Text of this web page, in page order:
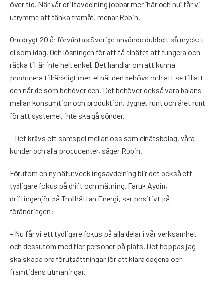
över tid. När vår driftavdelning jobbar mer ”här och nu” får vi
utrymme att tänka framåt, menar Robin.
Om drygt 20 år förväntas Sverige använda dubbelt så mycket
el som idag. Och lösningen för att få elnätet att fungera och
räcka till är inte helt enkel. Det handlar om att kunna
producera tillräckligt med el när den behövs och att se till att
den når de som behöver den. Det behöver också vara balans
mellan konsumtion och produktion, dygnet runt och året runt
för att systemet inte ska gå sönder.
– Det krävs ett samspel mellan oss som elnätsbolag, våra
kunder och alla producenter, säger Robin.
Förutom en ny nätutvecklingsavdelning blir det också ett
tydligare fokus på drift och mätning. Faruk Aydin,
driftingenjör på Trollhättan Energi, ser positivt på
förändringen:
– Nu får vi ett tydligare fokus på alla delar i vår verksamhet
och dessutom med fler personer på plats. Det hoppas jag
ska skapa bra förutsättningar för att klara dagens och
framtidens utmaningar.